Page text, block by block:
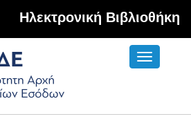
Hλεκτρονική Βιβλιοθήκη
Toggle